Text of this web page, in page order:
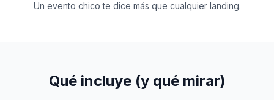
Un evento chico te dice más que cualquier landing.
Qué incluye (y qué mirar)